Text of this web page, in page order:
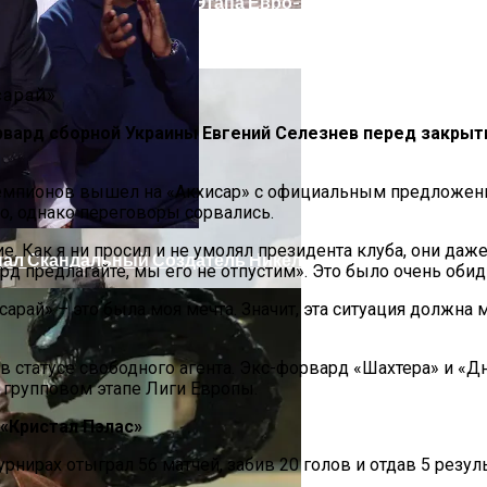
Столкнулись Два Грузовика
Пострадавший Попал В Реанимацию
Группового Этапа Евро-2016
Скандальный Создатель Никелодеона
сборной Украины Евгений Селезнев перед
вышел на «Акхисар» с официальным
однако переговоры сорвались.
Как я ни просил и не умолял президента клуба, они
предлагайте, мы его не отпустим». Это было очень
– это была моя мечта. Значит, эта ситуация
свободного агента. Экс-форвард «Шахтера» и
этапе Лиги Европы.
Пэлас»
отыграл 56 матчей, забив 20 голов и отдав 5